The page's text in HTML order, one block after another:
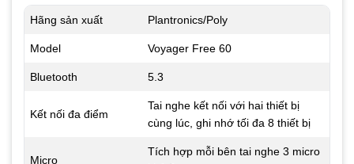
Hãng sản xuất Plantronics/Poly
Model Voyager Free 60
Bluetooth 5.3
Kết nối đa điểm
Tai nghe kết nối với hai thiết bị
cùng lúc, ghi nhớ tối đa 8 thiết bị
Micro
Tích hợp mỗi bên tai nghe 3 micro